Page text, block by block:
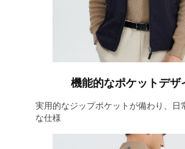
機能的なポケットデザ
実用的なジップポケットが備わり、日
な仕様